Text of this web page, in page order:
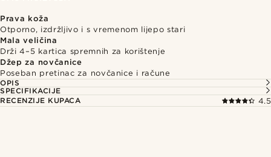
Prava koža
Otporno, izdržljivo i s vremenom lijepo stari
Mala veličina
Drži 4–5 kartica spremnih za korištenje
Džep za novčanice
Poseban pretinac za novčanice i račune
OPIS
SPECIFIKACIJE
RECENZIJE KUPACA
4.5